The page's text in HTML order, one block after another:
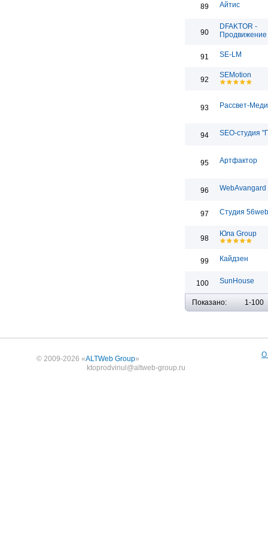
89 Айтис
90
DFAKTOR -
Продвижение
91 SE-LM
92
SEMotion
93 Рассвет-
94 SEO-студия
95 Артфактор
96 WebAvangard
97 Студия 56web
98
Юла Group
99 Кайдзен
100 SunHouse
Показано: 1-100
© 2009-2026 «ALTWeb Group»
ktoprodvinul@altweb-group.ru
О